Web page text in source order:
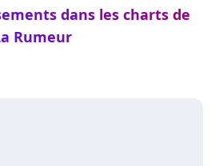
dans les charts de
Rumeur